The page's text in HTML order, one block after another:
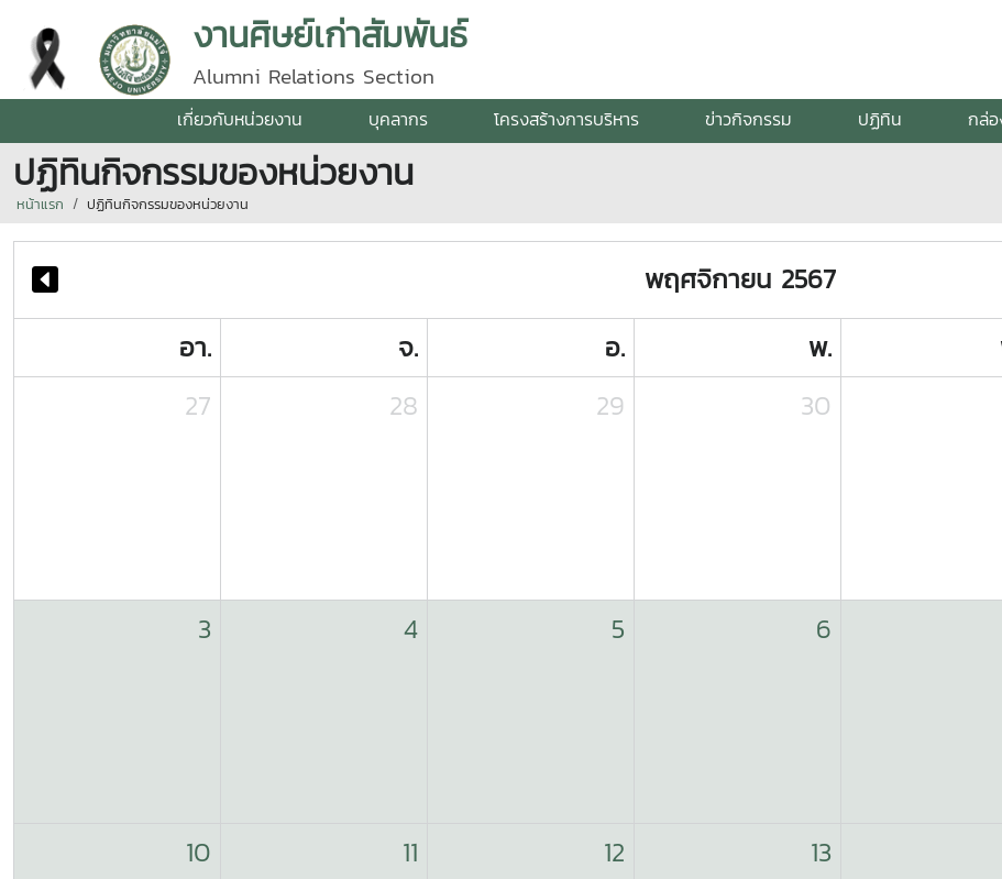
งานศิษย์เก่าสัมพันธ์
Alumni Relations Section
เกี่ยวกับหน่วยงาน บุคลากร โครงสร้างการบริหาร ข่าวกิจกรรม ปฏิทิน กล่อ
ปฏิทินกิจกรรมของหน่วยงาน
หน้าแรก ปฏิทินกิจกรรมของหน่วยงาน
พฤศจิกายน 2567
อา.
จ. อ. พ.
27
28 29 30
3 4 5 6
10 11 12 13